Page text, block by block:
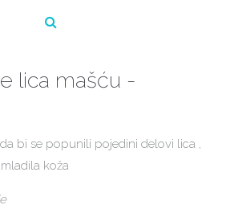
lica mašću -
bi se popunili pojedini delovi lica ,
koža